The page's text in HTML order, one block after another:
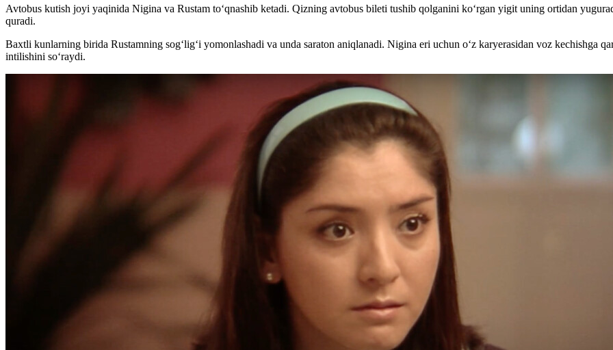
Avtobus kutish joyi yaqinida Nigina va Rustam toʻqnashib ketadi. Qizning avtobus bileti tushib qolganini koʻrgan yigit uning ortidan
quradi.
Baxtli kunlarning birida Rustamning sogʻligʻi yomonlashadi va unda saraton aniqlanadi. Nigina eri uchun oʻz karyerasidan voz kechishga
intilishini soʻraydi.